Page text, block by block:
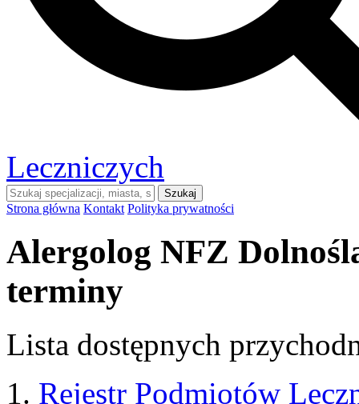
Leczniczych
Szukaj
Strona główna Kontakt Polityka prywatności
Alergolog NFZ
terminy
Lista dostępnych
Rejestr Podmiotów